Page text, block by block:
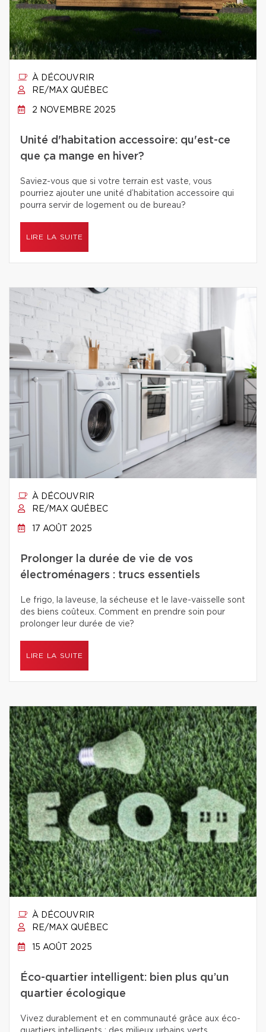
À DÉCOUVRIR
RE/MAX QUÉBEC
2 NOVEMBRE 2025
Unité d'habitation accessoire: qu'est-ce
que ça mange en hiver?
Saviez-vous que si votre terrain est vaste, vous
pourriez ajouter une unité d’habitation accessoire qui
pourra servir de logement ou de bureau?
LIRE LA SUITE
À DÉCOUVRIR
RE/MAX QUÉBEC
17 AOÛT 2025
Prolonger la durée de vie de vos
électroménagers : trucs essentiels
Le frigo, la laveuse, la sécheuse et le lave-vaisselle sont
des biens coûteux. Comment en prendre soin pour
prolonger leur durée de vie?
LIRE LA SUITE
À DÉCOUVRIR
RE/MAX QUÉBEC
15 AOÛT 2025
Éco-quartier intelligent: bien plus qu’un
quartier écologique
Vivez durablement et en communauté grâce aux éco-